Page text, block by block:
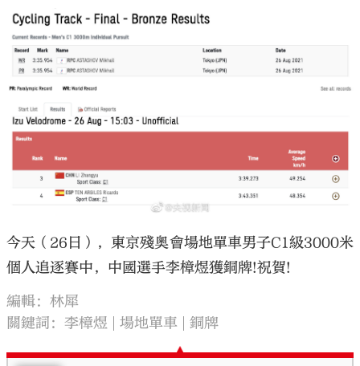
今天（26日），東京殘奧會場地單車男子C1級3000米
個人追逐賽中，中國選手李樟煜獲銅牌!祝賀! ​​​
編輯：林犀
關鍵詞：李樟煜 場地單車 銅牌